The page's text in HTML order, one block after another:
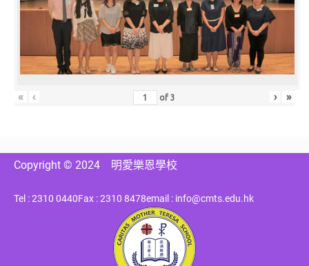
« ‹ of3 › »
Copyright © 2024 明愛樂恩學校
Tel : 2310 0440Fax : 2310 8478email : info@cmts.edu.hk